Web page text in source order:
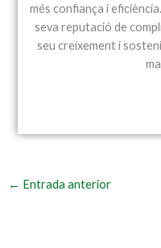
més confiança i
seva reputació de
seu creixement i
← Entrada anterior